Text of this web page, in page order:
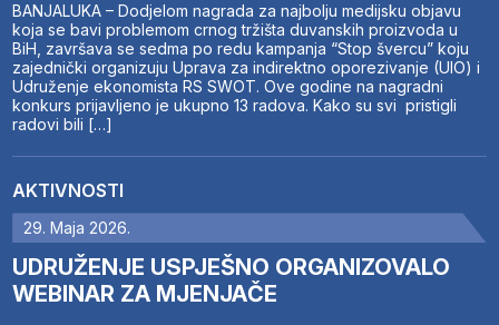
BANJALUKA – Dodjelom nagrada za najbolju medijsku objavu
koja se bavi problemom crnog tržišta duvanskih proizvoda u
BiH, završava se sedma po redu kampanja “Stop švercu” koju
zajednički organizuju Uprava za indirektno oporezivanje (UIO) i
Udruženje ekonomista RS SWOT. Ove godine na nagradni
konkurs prijavljeno je ukupno 13 radova. Kako su svi pristigli
radovi bili […]
AKTIVNOSTI
29. Maja 2026.
UDRUŽENJE USPJEŠNO ORGANIZOVALO
WEBINAR ZA MJENJAČE